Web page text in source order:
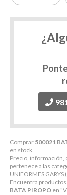
Comprar 500021
en stock.
Precio, información,
pertenece a las
UNIFORMES GARYS
Encuentra
BATA PIROPO en